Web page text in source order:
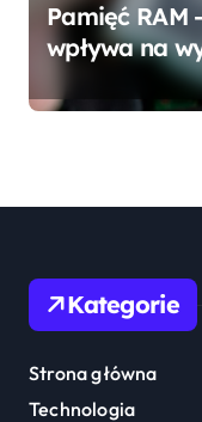
Pamięć RAM
wpływa na
komputera?
Kategorie
Strona główna
Technologia